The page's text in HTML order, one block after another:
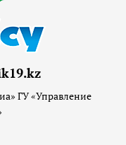
ГУ «Управление